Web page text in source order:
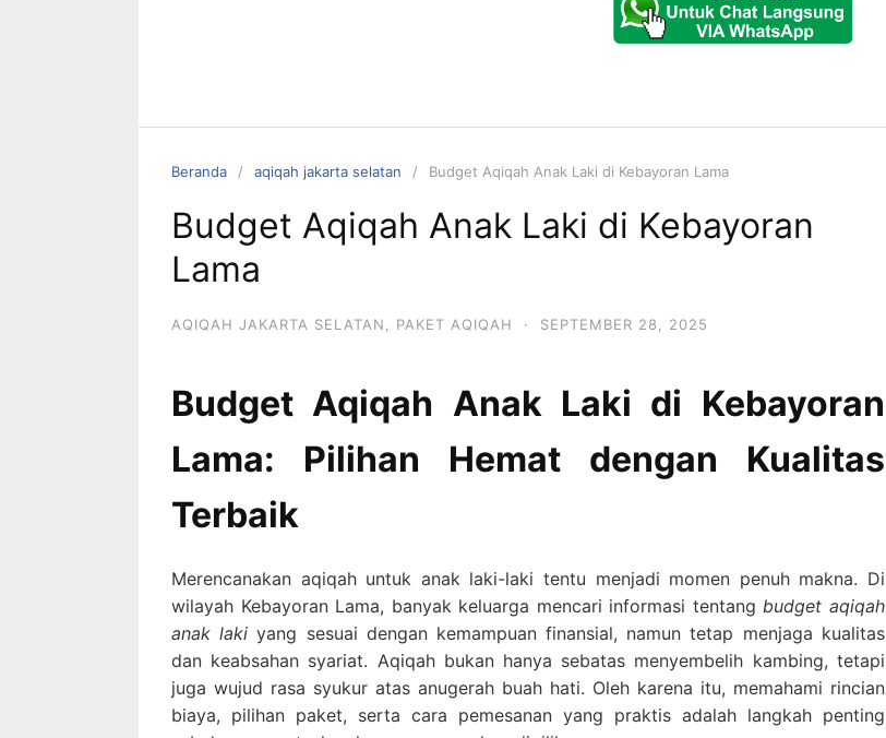
Beranda aqiqah jakarta selatan Budget Aqiqah Anak Laki di Kebayoran Lama
Budget Aqiqah Anak Laki di Kebayoran
Lama
AQIQAH JAKARTA SELATAN PAKET AQIQAH · SEPTEMBER 28, 2025
Budget Aqiqah Anak Laki di Kebayoran
Lama: Pilihan Hemat dengan Kualitas
Terbaik
Merencanakan aqiqah untuk anak laki-laki tentu menjadi momen penuh makna. Di
wilayah Kebayoran Lama, banyak keluarga mencari informasi tentangbudget aqiqah
anak laki yang sesuai dengan kemampuan finansial, namun tetap menjaga kualitas
dan keabsahan syariat. Aqiqah bukan hanya sebatas menyembelih kambing, tetapi
juga wujud rasa syukur atas anugerah buah hati. Oleh karena itu, memahami rincian
biaya, pilihan paket, serta cara pemesanan yang praktis adalah langkah penting